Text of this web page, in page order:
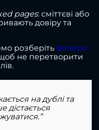
pages: сміттєві або
довіру та
розберіть фільтри
не перетворити
на дублі та
дістається